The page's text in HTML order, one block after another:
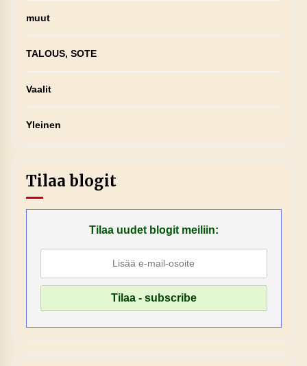
muut
TALOUS, SOTE
Vaalit
Yleinen
Tilaa blogit
Tilaa uudet blogit meiliin: